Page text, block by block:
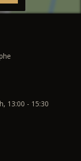
13:00 - 15:30